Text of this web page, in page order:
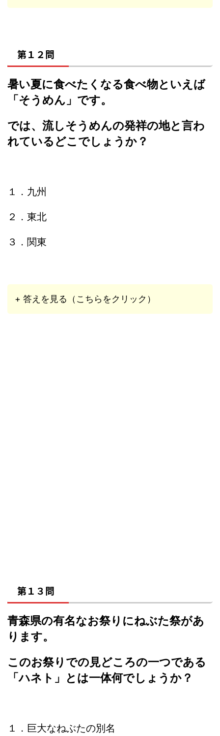
第１２問
暑い夏に食べたくなる食べ物といえば
「そうめん」です。
では、流しそうめんの発祥の地と言わ
れているどこでしょうか？
１．九州
２．東北
３．関東
+ 答えを見る（こちらをクリック）
第１３問
青森県の有名なお祭りにねぶた祭があ
ります。
このお祭りでの見どころの一つである
「ハネト」とは一体何でしょうか？
１．巨大なねぶたの別名